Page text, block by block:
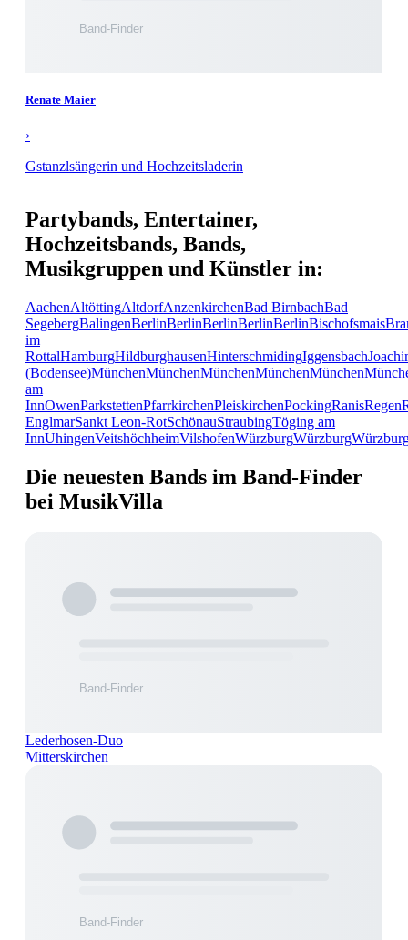
Renate Maier
›
Gstanzlsängerin und Hochzeitsladerin
Partybands, Entertainer,
Hochzeitsbands, Bands,
Musikgruppen und Künstler in:
AachenAltöttingAltdorfAnzenkirchenBad BirnbachBad
SegebergBalingenBerlinBerlinBerlinBerlinBerlinBischofsmais
im
RottalHamburgHildburghausenHinterschmidingIggensbach
(Bodensee)MünchenMünchenMünchenMünchenMünchen
am
InnOwenParkstettenPfarrkirchenPleiskirchenPockingRanisRegen
EnglmarSankt Leon-RotSchönauStraubingTöging am
InnUhingenVeitshöchheimVilshofenWürzburgWürzburg
Die neuesten Bands im Band-Finder
bei MusikVilla
Lederhosen-Duo
Mitterskirchen